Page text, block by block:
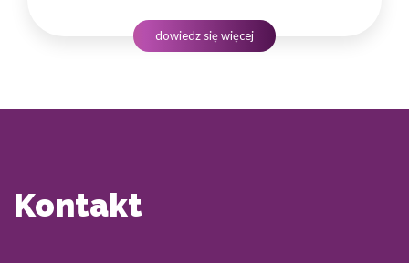
oraz koniecznością podejmowania decyzji wpływających
na bezpieczeństwo ludzi i kondycję całego ekosystemu.
dowiedz się więcej
Kontakt